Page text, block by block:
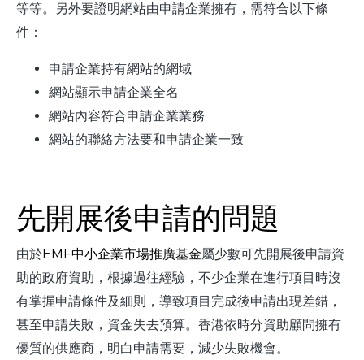
等等。另外要證明網站由申請企業擁有，需符合以下條
件：
申請企業持有網站的網域
網站顯示申請企業全名
網站內容符合申請企業業務
網站的聯絡方法要和申請企業一致
先開展後申請的問題
由於EMF中小企業市場推廣基金屬少數可先開展後申請資
助的政府資助，根據過往經驗，不少企業在進行項目時沒
有掌握申請條件及細則，導致項目完成後申請出現差錯，
甚至申請失敗，資金失去預算。香港依時分資助顧問擁有
優質的供應商，明白申請需要，減少失敗機會。